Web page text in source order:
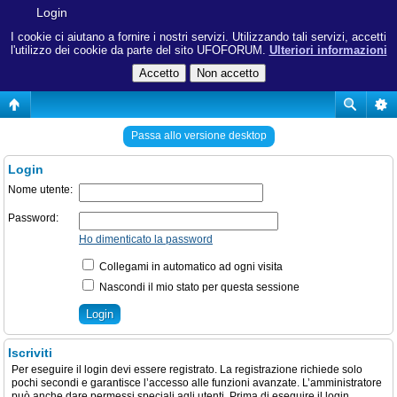
I cookie ci aiutano a fornire i nostri servizi. Utilizzando tali servizi, accetti
l'utilizzo dei cookie da parte del sito UFOFORUM. Ulteriori informazioni
Login
Passa allo versione desktop
Login
Nome utente:
Password:
Ho dimenticato la password
Collegami in automatico ad ogni visita
Nascondi il mio stato per questa sessione
Iscriviti
Per eseguire il login devi essere registrato. La registrazione richiede solo
pochi secondi e garantisce l’accesso alle funzioni avanzate. L’amministratore